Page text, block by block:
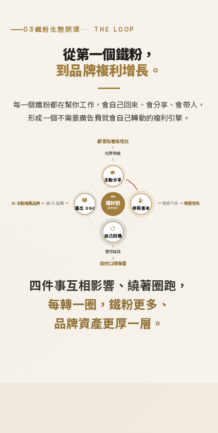
03 鐵粉生態閉環 THE LOOP
從第一個鐵粉，
到品牌複利增長。
每一個鐵粉都在幫你工作，會自己回來、會分享、會帶人，
形成一個不需要廣告費就會自己轉動的複利引擎。
鐵粉群
越滾越大
主動分享
↑
社群熱絡
↑
顧客黏著度增加
帶新客來
→業績不掉 →業績增長
自己回購
↓
替你說話
↓
自然口碑傳播
產出 UGC
AI 主動推薦品牌←被 AI 推薦 ←
四件事互相影響、繞著圈跑，
每轉一圈，鐵粉更多、
品牌資產更厚一層。